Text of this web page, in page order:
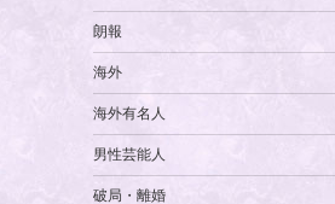
朗報
海外
海外有名人
男性芸能人
破局・離婚